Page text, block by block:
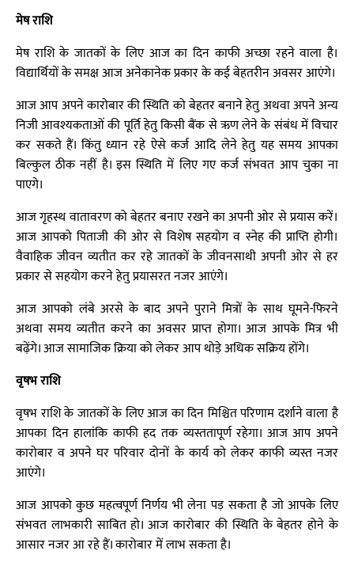
मेष राशि
मेष राशि के जातकों के लिए आज का दिन काफी अच्छा रहने वाला है।
विद्यार्थियों के समक्ष आज अनेकानेक प्रकार के कई बेहतरीन अवसर आएंगे।
आज आप अपने कारोबार की स्थिति को बेहतर बनाने हेतु अथवा अपने अन्य
निजी आवश्यकताओं की पूर्ति हेतु किसी बैंक से ऋण लेने के संबंध में विचार
कर सकते हैं। किंतु ध्यान रहे ऐसे कर्ज आदि लेने हेतु यह समय आपका
बिल्कुल ठीक नहीं है। इस स्थिति में लिए गए कर्ज संभवत आप चुका ना
पाएगे।
आज गृहस्थ वातावरण को बेहतर बनाए रखने का अपनी ओर से प्रयास करें।
आज आपको पिताजी की ओर से विशेष सहयोग व स्नेह की प्राप्ति होगी।
वैवाहिक जीवन व्यतीत कर रहे जातकों के जीवनसाथी अपनी ओर से हर
प्रकार से सहयोग करने हेतु प्रयासरत नजर आएंगे।
आज आपको लंबे अरसे के बाद अपने पुराने मित्रों के साथ घूमने-फिरने
अथवा समय व्यतीत करने का अवसर प्राप्त होगा। आज आपके मित्र भी
बढ़ेंगे। आज सामाजिक क्रिया को लेकर आप थोड़े अधिक सक्रिय होंगे।
वृषभ राशि
वृषभ राशि के जातकों के लिए आज का दिन मिश्चित परिणाम दर्शाने वाला है
आपका दिन हालांकि काफी हद तक व्यस्ततापूर्ण रहेगा। आज आप अपने
कारोबार व अपने घर परिवार दोनों के कार्य को लेकर काफी व्यस्त नजर
आएंगे।
आज आपको कुछ महत्वपूर्ण निर्णय भी लेना पड़ सकता है जो आपके लिए
संभवत लाभकारी साबित हो। आज कारोबार की स्थिति के बेहतर होने के
आसार नजर आ रहे हैं। कारोबार में लाभ सकता है।